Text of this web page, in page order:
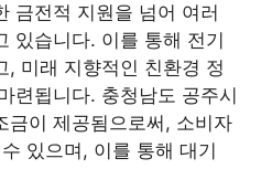
금전적 지원을 넘어 여러
있습니다. 이를 통해 전기
, 미래 지향적인 친환경 정
련됩니다. 충청남도 공주시
금이 제공됨으로써, 소비자
있으며, 이를 통해 대기